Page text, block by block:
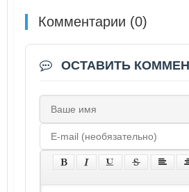
Комментарии (0)
ОСТАВИТЬ